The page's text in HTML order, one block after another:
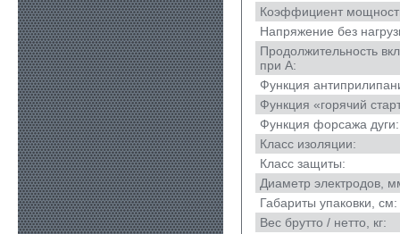
Коэффициент
Напряжение без
Продолжительность
при A:
Функция
Функция «горячий
Функция форсажа дуги:
Класс изоляции:
Класс защиты:
Диаметр электродов,
Габариты упаковки, см:
Вес брутто / нетто, кг: